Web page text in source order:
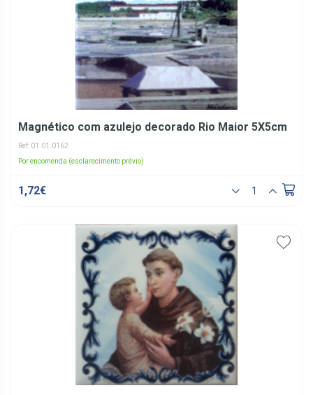
Magnético com azulejo decorado Rio Maior 5X5cm
Ref: 01.01.0162
Por encomenda (esclarecimento prévio)
1,72€